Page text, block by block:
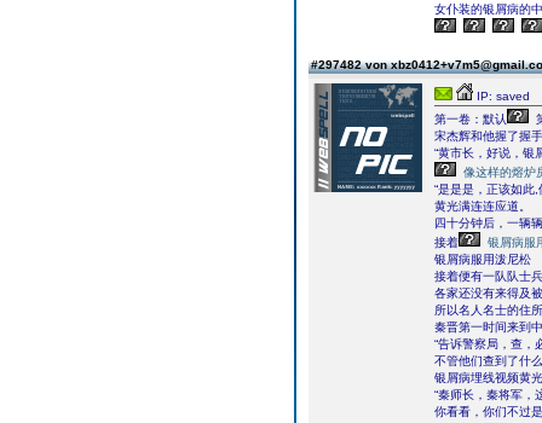
女仆装的银屑病的
#297482 von
IP: saved
第一卷：默认
宋杰辉和他握了握
“黄市长，好说，银
像这样的熔炉
“是是是，正该如此
黄光满连连应道。
四十分钟后，一辆
接着
银屑病服
银屑病服用泼尼松
接着便有一队队士
各家还没有来得及
所以名人名士的住
秦晋第一时间来到
“告诉警察局，查，
不管他们查到了什
银屑病埋线视频黄
“秦师长，秦将军，
你看看，你们不过